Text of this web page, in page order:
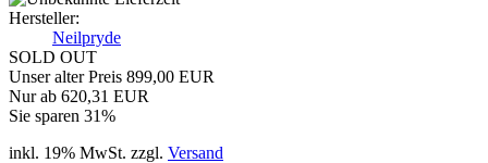
Hersteller:
Neilpryde
SOLD OUT
Unser alter Preis 899,00 EUR
Nur ab 620,31 EUR
Sie sparen 31%
inkl. 19% MwSt. zzgl. Versand